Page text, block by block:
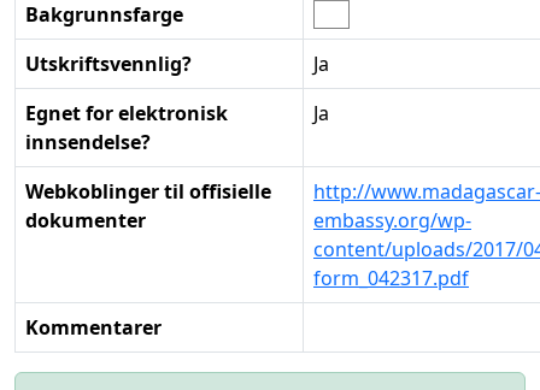
Bakgrunnsfarge
Utskriftsvennlig?
Ja
Egnet for elektronisk
innsendelse?
Ja
Webkoblinger til offisielle
dokumenter
http://www.madagascar-
embassy.org/wp-
content/uploads/2017/
form_042317.pdf
Kommentarer